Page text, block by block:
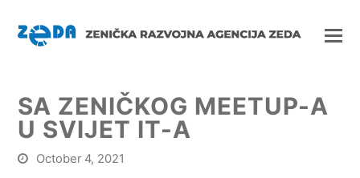
SA ZENIČKOG MEETUP-A
U SVIJET IT-A
October 4, 2021